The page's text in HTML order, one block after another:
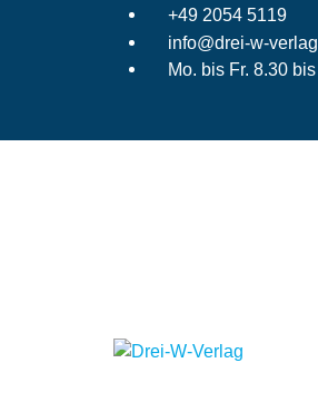
+49 2054 5119
info@drei-w-
Mo. bis Fr. 8.30